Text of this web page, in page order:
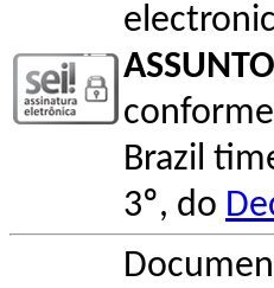
Brazil
3º, do